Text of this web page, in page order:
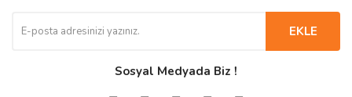
EKLE
Sosyal Medyada Biz !